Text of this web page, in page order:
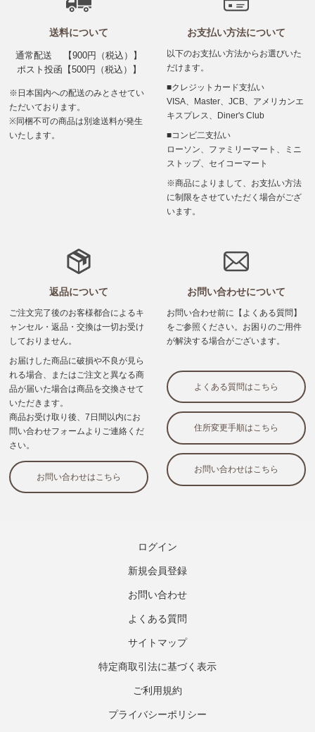
ログイン
新規会員登録
お問い合わせ
よくある質問
サイトマップ
特定商取引法に基づく表示
ご利用規約
プライバシーポリシー